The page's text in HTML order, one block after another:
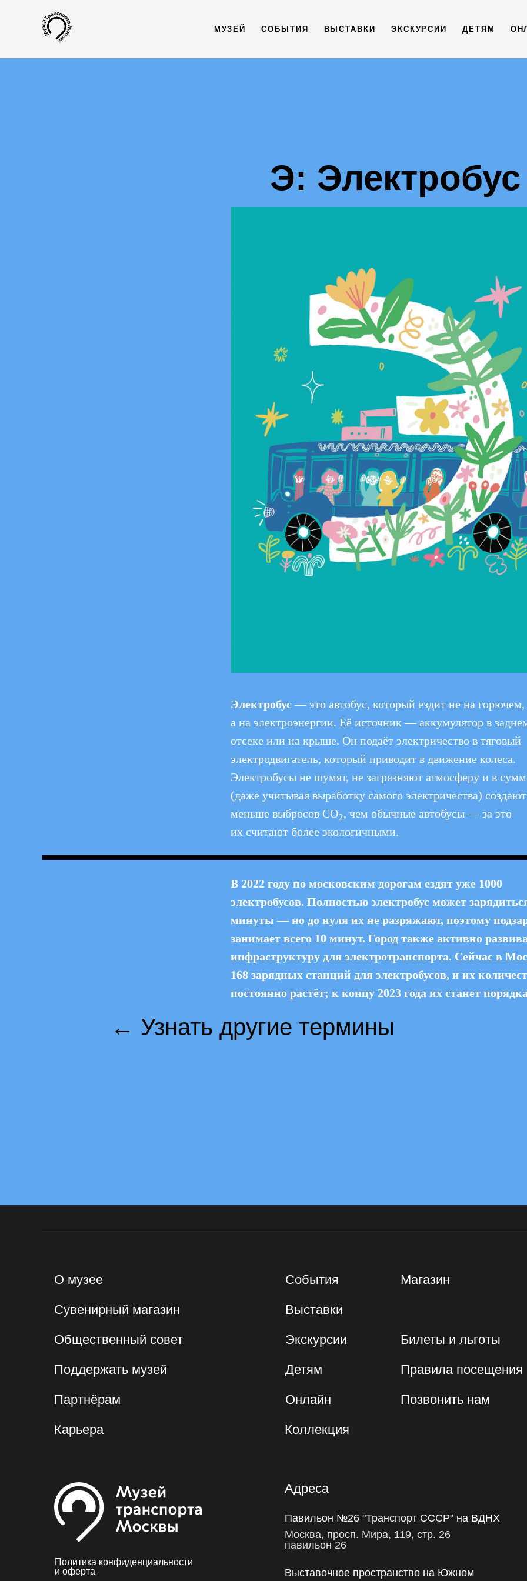
МУЗЕЙ СОБЫТИЯ ВЫСТАВКИ ЭКСКУРСИИ ДЕТЯМ
Э: Электробус
Электробус — это автобус, который ездит не на горючем,
а на электроэнергии. Её источник — аккумулятор в
отсеке или на крыше. Он подаёт электричество в тяговый
электродвигатель, который приводит в движение колеса.
Электробусы не шумят, не загрязняют атмосферу и в
(даже учитывая выработку самого электричества) создают
меньше выбросов CO2, чем обычные автобусы — за это
их считают более экологичными.
В 2022 году по московским дорогам ездят уже 1000
электробусов. Полностью электробус может
минуты — но до нуля их не разряжают, поэтому
занимает всего 10 минут. Город также активно
инфраструктуру для электротранспорта. Сейчас в
168 зарядных станций для электробусов, и их
постоянно растёт; к концу 2023 года их станет
← Узнать другие термины
Коллекция
Онлайн
Детям
Экскурсии
Выставки
События
Позвонить нам
Правила посещения
Билеты и льготы
Магазин
Выставочное пространство на Южном
Павильон №26 "Транспорт СССР" на ВДНХ
Москва, просп. Мира, 119, стр. 26
павильон 26
Адреса
Политика конфиденциальности
и оферта
Сувенирный магазин
Общественный совет
Поддержать музей
Партнёрам
Карьера
О музее